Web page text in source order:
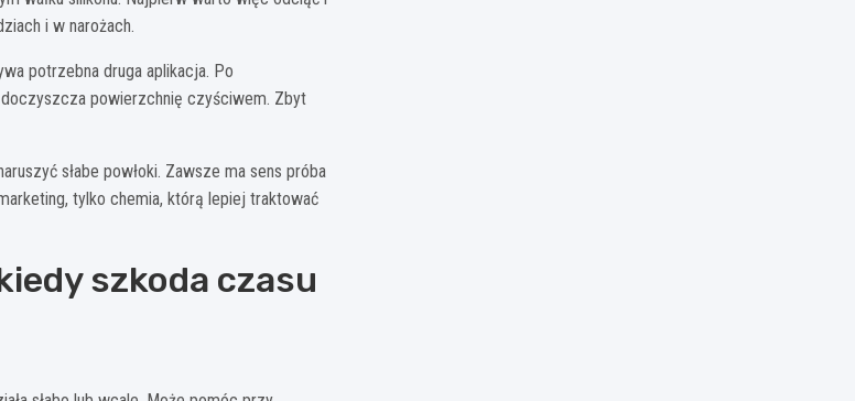
i w narożach.
potrzebna druga aplikacja. Po
powierzchnię czyściwem. Zbyt
słabe powłoki. Zawsze ma sens próba
tylko chemia, którą lepiej traktować
szkoda czasu